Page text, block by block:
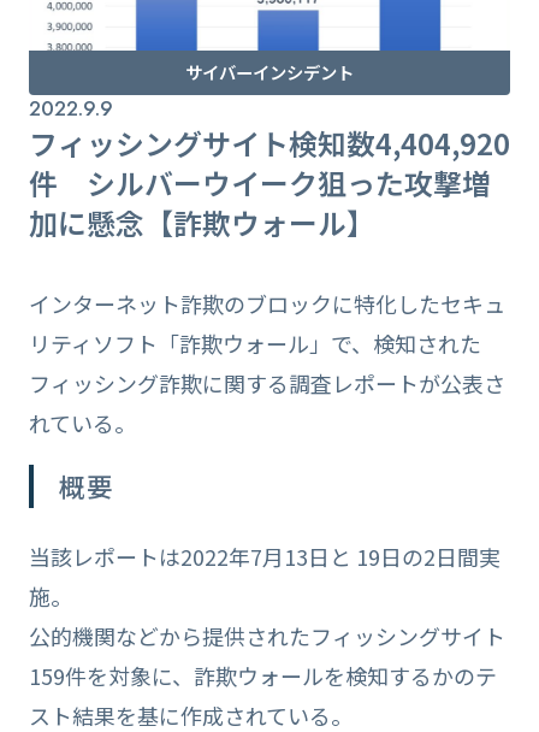
サイバーインシデント
2022.9.9
フィッシングサイト検知数4,404,920
件 シルバーウイーク狙った攻撃増
加に懸念【詐欺ウォール】
インターネット詐欺のブロックに特化したセキュ
リティソフト「詐欺ウォール」で、検知された
フィッシング詐欺に関する調査レポートが公表さ
れている。
概要
当該レポートは2022年7月13日と 19日の2日間実
施。
公的機関などから提供されたフィッシングサイト
159件を対象に、詐欺ウォールを検知するかのテ
スト結果を基に作成されている。